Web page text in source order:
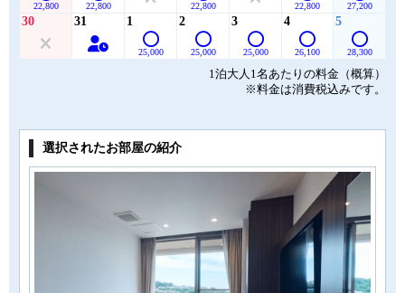
22,800 22,800 22,800 22,800 27,200
30 31 1
25,000
2
25,000
3
25,000
4
26,100
5
28,300
1泊大人1名あたりの料金（概算）
※料金は消費税込みです。
選択されたお部屋の紹介